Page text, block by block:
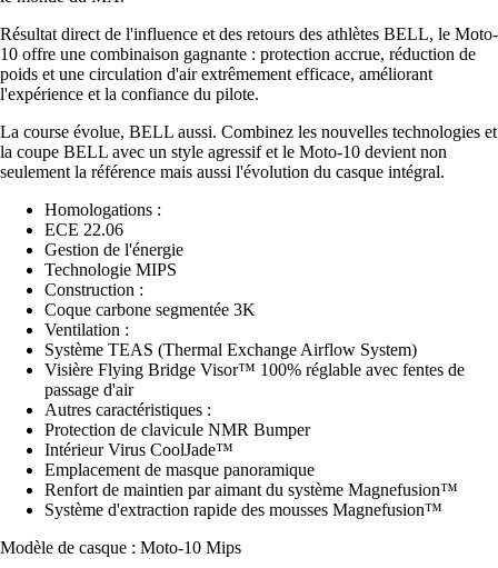
Résultat direct de l'influence et des retours des athlètes BELL, le Moto-
10 offre une combinaison gagnante : protection accrue, réduction de
poids et une circulation d'air extrêmement efficace, améliorant
l'expérience et la confiance du pilote.
La course évolue, BELL aussi. Combinez les nouvelles technologies et
la coupe BELL avec un style agressif et le Moto-10 devient non
seulement la référence mais aussi l'évolution du casque intégral.
Homologations :
ECE 22.06
Gestion de l'énergie
Technologie MIPS
Construction :
Coque carbone segmentée 3K
Ventilation :
Système TEAS (Thermal Exchange Airflow System)
Visière Flying Bridge Visor™ 100% réglable avec fentes de
passage d'air
Autres caractéristiques :
Protection de clavicule NMR Bumper
Intérieur Virus CoolJade™
Emplacement de masque panoramique
Renfort de maintien par aimant du système Magnefusion™
Système d'extraction rapide des mousses Magnefusion™
Modèle de casque : Moto-10 Mips